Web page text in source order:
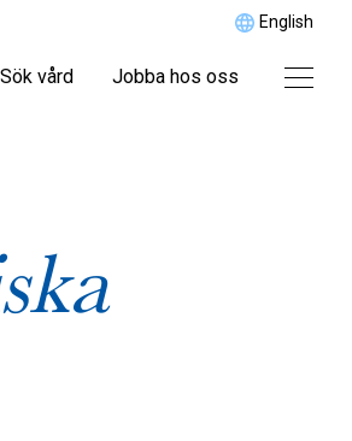
English
Sök vård Jobba hos oss